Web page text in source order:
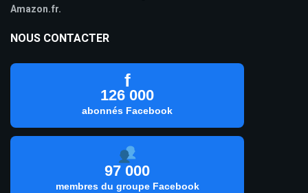
Amazon.fr.
NOUS CONTACTER
f
126 000
abonnés Facebook
97 000
membres du groupe Facebook